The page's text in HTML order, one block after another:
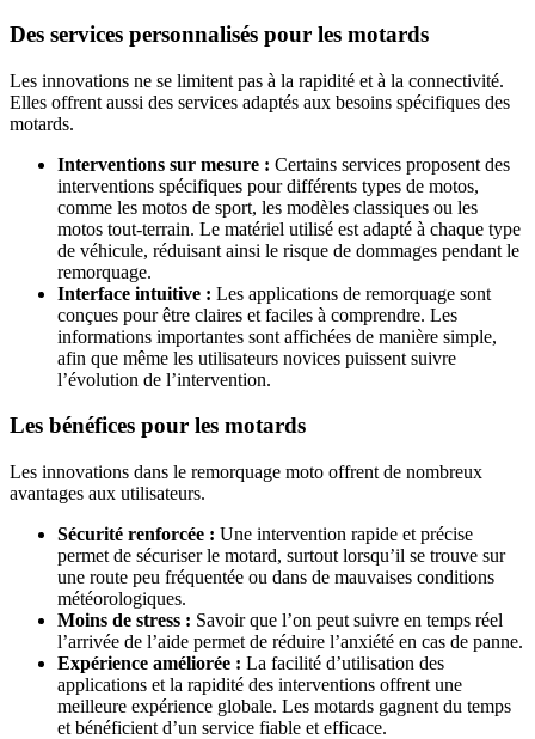
Des services personnalisés pour les motards
Les innovations ne se limitent pas à la rapidité et à la connectivité.
Elles offrent aussi des services adaptés aux besoins spécifiques des
motards.
Interventions sur mesure : Certains services proposent des
interventions spécifiques pour différents types de motos,
comme les motos de sport, les modèles classiques ou les
motos tout-terrain. Le matériel utilisé est adapté à chaque type
de véhicule, réduisant ainsi le risque de dommages pendant le
remorquage.
Interface intuitive : Les applications de remorquage sont
conçues pour être claires et faciles à comprendre. Les
informations importantes sont affichées de manière simple,
afin que même les utilisateurs novices puissent suivre
l’évolution de l’intervention.
Les bénéfices pour les motards
Les innovations dans le remorquage moto offrent de nombreux
avantages aux utilisateurs.
Sécurité renforcée : Une intervention rapide et précise
permet de sécuriser le motard, surtout lorsqu’il se trouve sur
une route peu fréquentée ou dans de mauvaises conditions
météorologiques.
Moins de stress : Savoir que l’on peut suivre en temps réel
l’arrivée de l’aide permet de réduire l’anxiété en cas de panne.
Expérience améliorée : La facilité d’utilisation des
applications et la rapidité des interventions offrent une
meilleure expérience globale. Les motards gagnent du temps
et bénéficient d’un service fiable et efficace.